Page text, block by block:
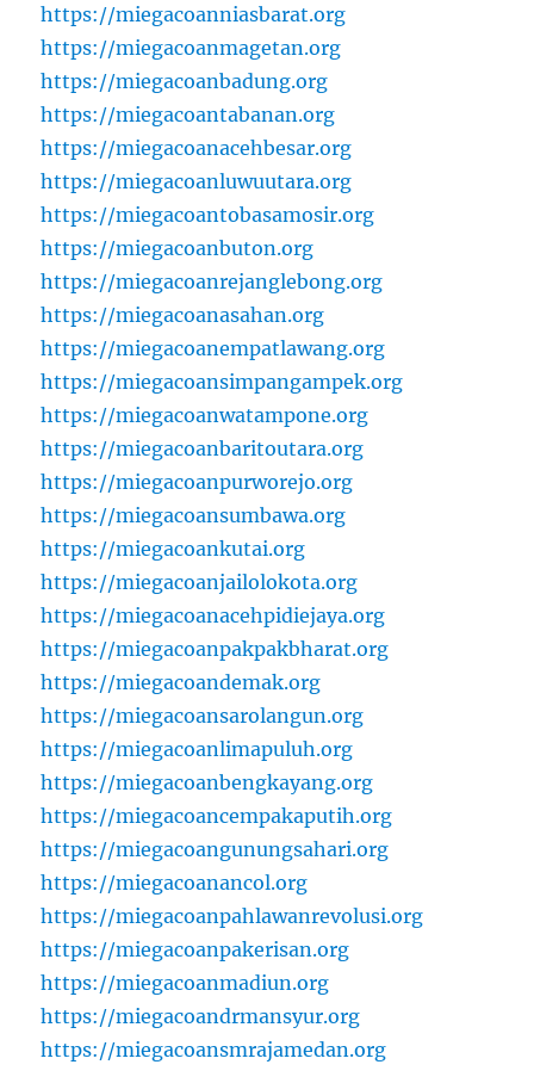
https://miegacoanniasbarat.org
https://miegacoanmagetan.org
https://miegacoanbadung.org
https://miegacoantabanan.org
https://miegacoanacehbesar.org
https://miegacoanluwuutara.org
https://miegacoantobasamosir.org
https://miegacoanbuton.org
https://miegacoanrejanglebong.org
https://miegacoanasahan.org
https://miegacoanempatlawang.org
https://miegacoansimpangampek.org
https://miegacoanwatampone.org
https://miegacoanbaritoutara.org
https://miegacoanpurworejo.org
https://miegacoansumbawa.org
https://miegacoankutai.org
https://miegacoanjailolokota.org
https://miegacoanacehpidiejaya.org
https://miegacoanpakpakbharat.org
https://miegacoandemak.org
https://miegacoansarolangun.org
https://miegacoanlimapuluh.org
https://miegacoanbengkayang.org
https://miegacoancempakaputih.org
https://miegacoangunungsahari.org
https://miegacoanancol.org
https://miegacoanpahlawanrevolusi.org
https://miegacoanpakerisan.org
https://miegacoanmadiun.org
https://miegacoandrmansyur.org
https://miegacoansmrajamedan.org